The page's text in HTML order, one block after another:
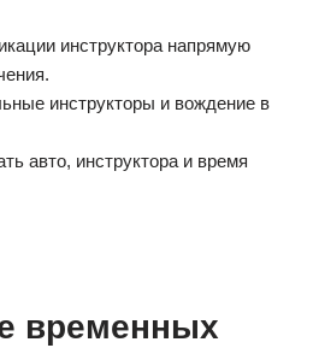
инструктора напрямую
инструкторы и вождение в
авто, инструктора и время
временных